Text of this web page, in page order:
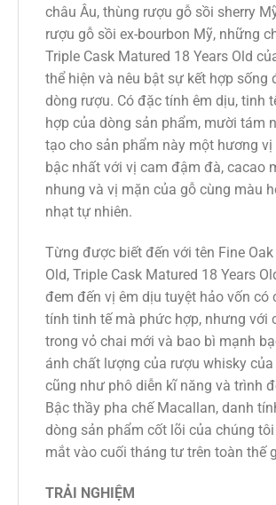
châu Âu, thùng rượu gỗ sồi sherry
rượu gỗ sồi ex-bourbon Mỹ, những
Triple Cask Matured 18 Years Old
thể hiện và nêu bật sự kết hợp sống
dòng rượu. Có đặc tính êm dịu, tinh
hợp của dòng sản phẩm, mười tám
tạo cho sản phẩm này một hương vị
bậc nhất với vị cam đậm đà, cacao
nhung và vị mặn của gỗ cùng màu
nhạt tự nhiên.
Từng được biết đến với tên Fine Oak
Old, Triple Cask Matured 18 Years
đem đến vị êm dịu tuyệt hảo vốn có
tính tinh tế mà phức hợp, nhưng với
trong vỏ chai mới và bao bì mạnh
ánh chất lượng của rượu whisky
cũng như phô diễn kĩ năng và trình
Bậc thầy pha chế Macallan, danh
dòng sản phẩm cốt lõi của chúng
mắt vào cuối tháng tư trên toàn thế
TRẢI NGHIỆM